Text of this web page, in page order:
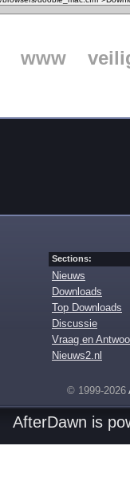
www
Sections:
Nieuws
Downloads
Top Downloads
Discussie
Vraag en
Nieuws2.nl
© 1999-2026
AfterDawn is